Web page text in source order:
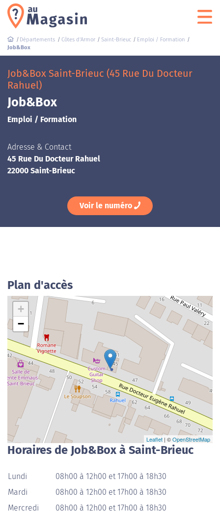
Départements Côtes d'Armor Saint-Brieuc
Emploi / Formation
Job&Box
Job&Box Saint-Brieuc (45 Rue Du Docteur
Rahuel)
Job&Box
Emploi / Formation
Adresse & Contact
45 Rue Du Docteur Rahuel
22000 Saint-Brieuc
Voir le numéro
Plan d'accès
+
−
Leaflet | ©OpenStreetMap
Horaires de Job&Box à Saint-Brieuc
Lundi
08h00 à 12h00 et 17h00 à 18h30
Mardi
08h00 à 12h00 et 17h00 à 18h30
Mercredi
08h00 à 12h00 et 17h00 à 18h30